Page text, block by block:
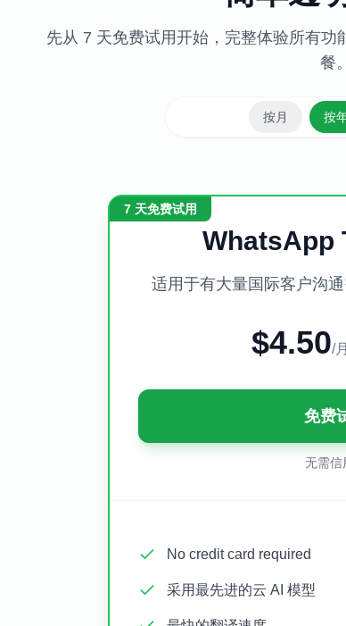
先从 7 天免费试用开始，完整体验所有
餐。
按月 按
7 天免费试用
WhatsApp
适用于有大量国际客户沟
$4.50/月
免费
无需信
No credit card required
采用最先进的云 AI 模型